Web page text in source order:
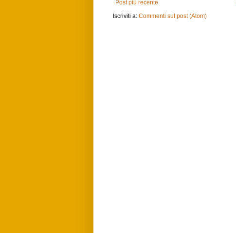
Post più recente
Iscriviti a: Commenti sul post (Atom)